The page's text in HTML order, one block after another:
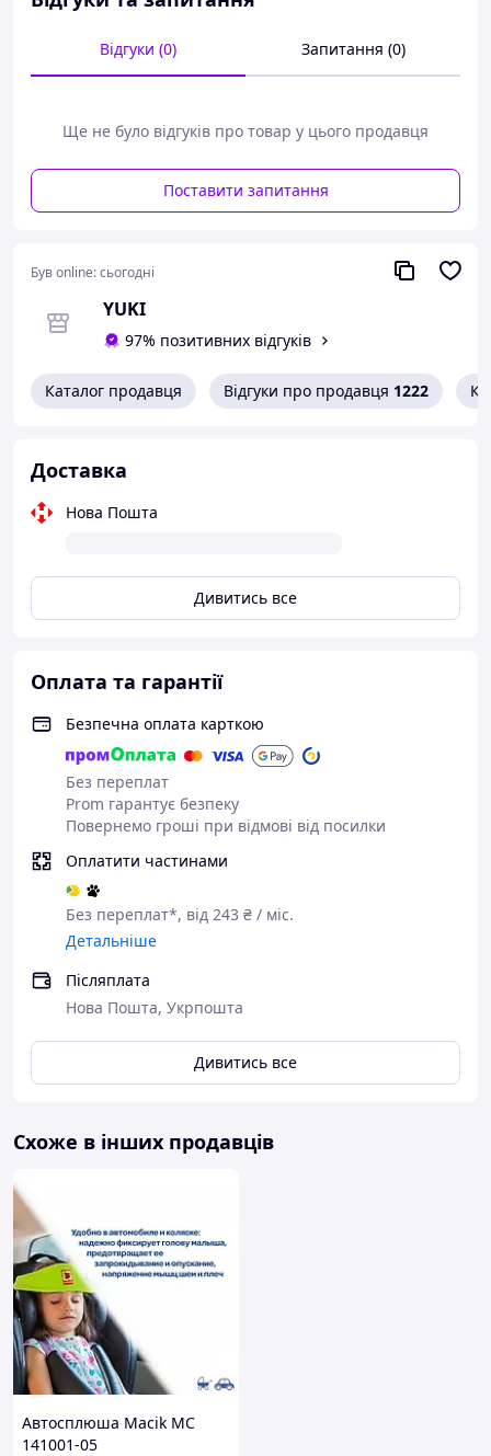
щільна зовнішня тканина не продувається вітром
Розмір виробу (ДхШ), см: 25 х 11.
Країна виробник: Польща.
Відгуки (0) Запитання (0)
Ще не було відгуків про товар у цього продавця
Поставити запитання
Був online:сьогодні
YUKI
97% позитивних відгуків
Каталог продавця Відгуки про продавця 1222
Доставка
Нова Пошта
Дивитись все
Оплата та гарантії
Безпечна оплата карткою
Без переплат
Prom гарантує безпеку
Повернемо гроші при відмові від посилки
Оплатити частинами
Без переплат*, від 243 ₴ / міс.
Детальніше
Післяплата
Нова Пошта, Укрпошта
Дивитись все
Схоже в інших продавців
Автосплюша Macik МС
141001-05